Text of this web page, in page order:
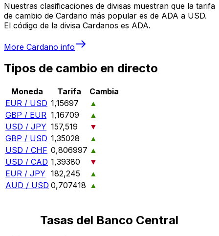
Nuestras clasificaciones de divisas muestran que la tarifa
de cambio de Cardano más popular es de ADA a USD.
El código de la divisa Cardanos es ADA.
More Cardano info
Tipos de cambio en directo
Moneda Tarifa
Cambia
EUR / USD 1,15697
▲
GBP / EUR 1,16709
▲
USD / JPY 157,519
▼
GBP / USD 1,35028
▲
USD / CHF 0,806997 ▲
USD / CAD 1,39380
▼
EUR / JPY 182,245
▲
AUD / USD 0,707418 ▲
Tasas del Banco Central